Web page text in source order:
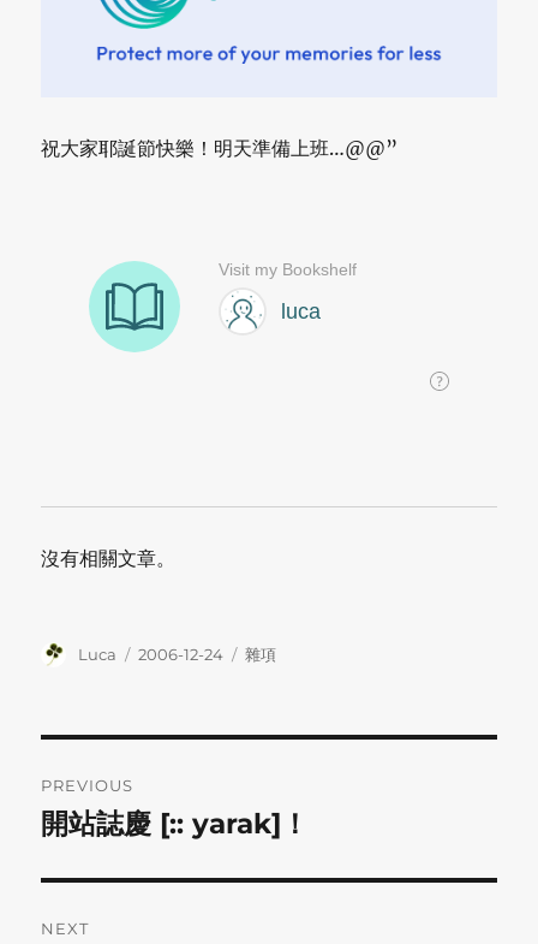
祝大家耶誕節快樂！明天準備上班…@@”
沒有相關文章。
Author
Luca
Posted
2006-12-24 Categories
雜項
navigation
PREVIOUS
Previous
開站誌慶 [:: yarak]！
NEXT